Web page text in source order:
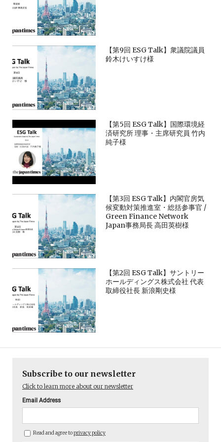
【第9回 ESG Talk】衆議院議員
鈴木けいすけ様
【第5回 ESG Talk】国際環境経
済研究所 理事・主席研究員 竹内
純子様
【第3回 ESG Talk】内閣官房気
候変動対策推進室・総括参事官 /
Green Finance Network
Japan事務局長 高田英樹様
【第2回 ESG Talk】サントリー
ホールディングス株式会社 代表
取締役社長 新浪剛史様
Subscribe to our newsletter
Click to learn more about our newsletter
Email Address
Read and agree toprivacy policy